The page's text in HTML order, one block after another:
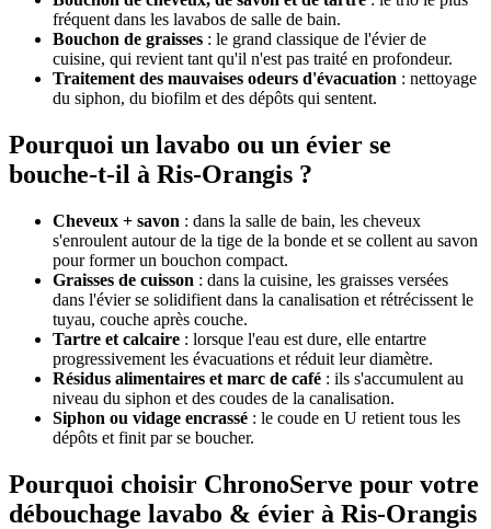
fréquent dans les lavabos de salle de bain.
Bouchon de graisses : le grand classique de l'évier de
cuisine, qui revient tant qu'il n'est pas traité en profondeur.
Traitement des mauvaises odeurs d'évacuation : nettoyage
du siphon, du biofilm et des dépôts qui sentent.
Pourquoi un lavabo ou un évier se
bouche-t-il à Ris-Orangis ?
Cheveux + savon : dans la salle de bain, les cheveux
s'enroulent autour de la tige de la bonde et se collent au savon
pour former un bouchon compact.
Graisses de cuisson : dans la cuisine, les graisses versées
dans l'évier se solidifient dans la canalisation et rétrécissent le
tuyau, couche après couche.
Tartre et calcaire : lorsque l'eau est dure, elle entartre
progressivement les évacuations et réduit leur diamètre.
Résidus alimentaires et marc de café : ils s'accumulent au
niveau du siphon et des coudes de la canalisation.
Siphon ou vidage encrassé : le coude en U retient tous les
dépôts et finit par se boucher.
Pourquoi choisir ChronoServe pour votre
débouchage lavabo & évier à Ris-Orangis